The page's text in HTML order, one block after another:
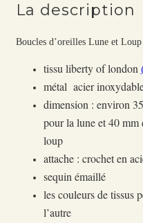
La description
Boucles d’oreilles Lune et
tissu liberty of london
métal acier
dimension : environ
pour la lune et 40 mm
loup
attache : crochet en
sequin émaillé
les couleurs de tissus
l’autre